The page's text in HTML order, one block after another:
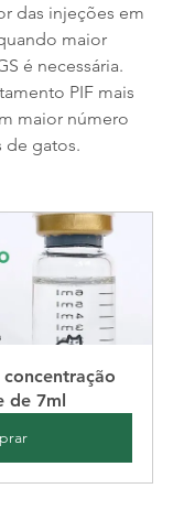
das injeções em
maior
é necessária.
PIF mais
maior número
de gatos.
de 7ml